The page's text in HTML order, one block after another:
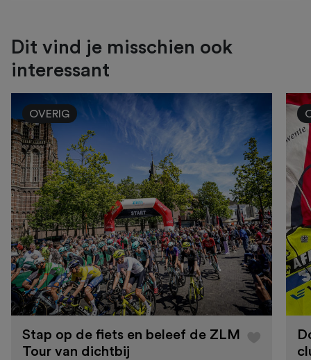
Dit vind je misschien ook
interessant
OVERIG
Stap op de fiets en beleef de ZLM
Tour van dichtbij